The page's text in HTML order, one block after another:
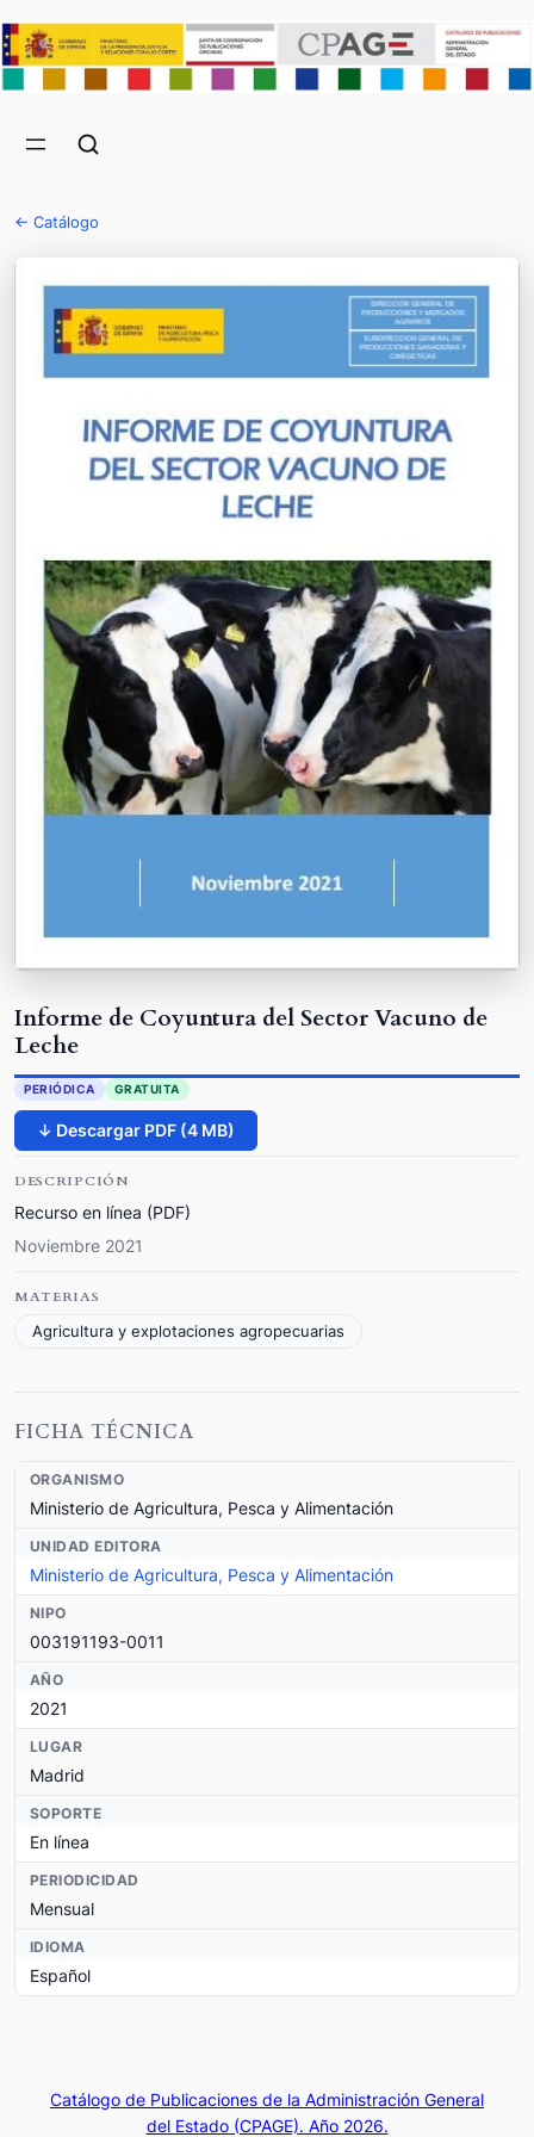
← Catálogo
Informe de Coyuntura del Sector Vacuno de
Leche
PERIÓDICA GRATUITA
↓ Descargar PDF (4 MB)
DESCRIPCIÓN
Recurso en línea (PDF)
Noviembre 2021
MATERIAS
Agricultura y explotaciones agropecuarias
FICHA TÉCNICA
ORGANISMO
Ministerio de Agricultura, Pesca y Alimentación
UNIDAD EDITORA
Ministerio de Agricultura, Pesca y Alimentación
NIPO
003191193-0011
AÑO
2021
LUGAR
Madrid
SOPORTE
En línea
PERIODICIDAD
Mensual
IDIOMA
Español
Catálogo de Publicaciones de la Administración General
del Estado (CPAGE). Año 2026.